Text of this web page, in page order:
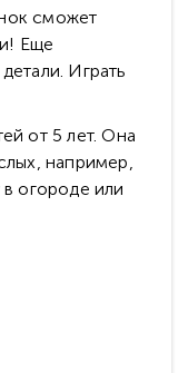
сможет
Еще
Играть
от 5 лет. Она
например,
огороде или